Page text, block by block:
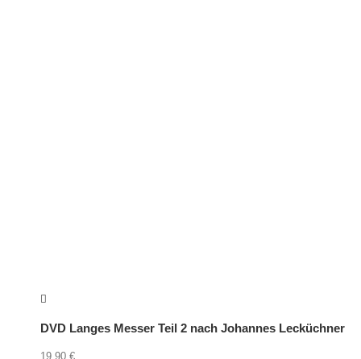
DVD Langes Messer Teil 2 nach Johannes Lecküchner
19,90 €